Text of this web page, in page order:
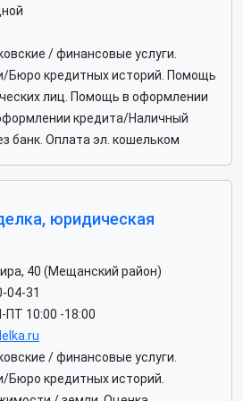
/ финансовые услуги.
Бюро кредитных историй. Помощь
лиц. Помощь в оформлении
кредита/Наличный
банк. Оплата эл. кошельком
юридическая
40 (Мещанский район)
04-31
ПТ 10:00 -18:00
/ финансовые услуги.
Бюро кредитных историй.